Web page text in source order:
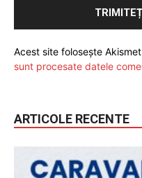
Acest site folosește
sunt procesate datele
ARTICOLE RECENTE